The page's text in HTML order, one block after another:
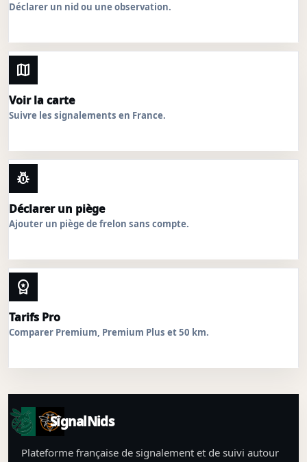
Déclarer un nid ou une observation.
map
Voir la carte
Suivre les signalements en France.
pest_control
Déclarer un piège
Ajouter un piège de frelon sans compte.
workspace_premium
Tarifs Pro
Comparer Premium, Premium Plus et 50 km.
SignalNids
Plateforme française de signalement et de suivi autour